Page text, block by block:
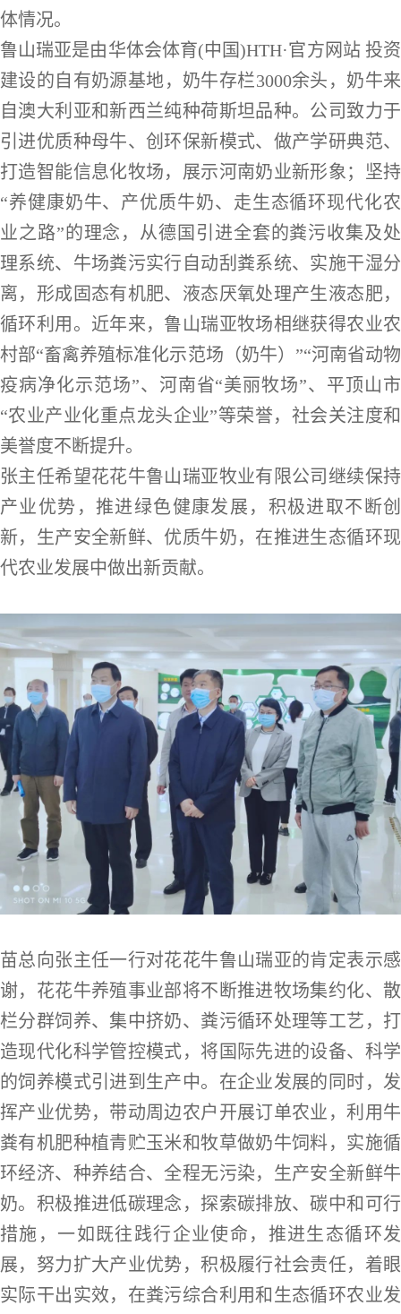
体情况。
鲁山瑞亚是由华体会体育(中国)HTH·官方网站 投资
建设的自有奶源基地，奶牛存栏3000余头，奶牛来
自澳大利亚和新西兰纯种荷斯坦品种。公司致力于
引进优质种母牛、创环保新模式、做产学研典范、
打造智能信息化牧场，展示河南奶业新形象；坚持
“养健康奶牛、产优质牛奶、走生态循环现代化农
业之路”的理念，从德国引进全套的粪污收集及处
理系统、牛场粪污实行自动刮粪系统、实施干湿分
离，形成固态有机肥、液态厌氧处理产生液态肥，
循环利用。近年来，鲁山瑞亚牧场相继获得农业农
村部“畜禽养殖标准化示范场（奶牛）”“河南省动物
疫病净化示范场”、河南省“美丽牧场”、平顶山市
“农业产业化重点龙头企业”等荣誉，社会关注度和
美誉度不断提升。
张主任希望花花牛鲁山瑞亚牧业有限公司继续保持
产业优势，推进绿色健康发展，积极进取不断创
新，生产安全新鲜、优质牛奶，在推进生态循环现
代农业发展中做出新贡献。
苗总向张主任一行对花花牛鲁山瑞亚的肯定表示感
谢，花花牛养殖事业部将不断推进牧场集约化、散
栏分群饲养、集中挤奶、粪污循环处理等工艺，打
造现代化科学管控模式，将国际先进的设备、科学
的饲养模式引进到生产中。在企业发展的同时，发
挥产业优势，带动周边农户开展订单农业，利用牛
粪有机肥种植青贮玉米和牧草做奶牛饲料，实施循
环经济、种养结合、全程无污染，生产安全新鲜牛
奶。积极推进低碳理念，探索碳排放、碳中和可行
措施，一如既往践行企业使命，推进生态循环发
展，努力扩大产业优势，积极履行社会责任，着眼
实际干出实效，在粪污综合利用和生态循环农业发